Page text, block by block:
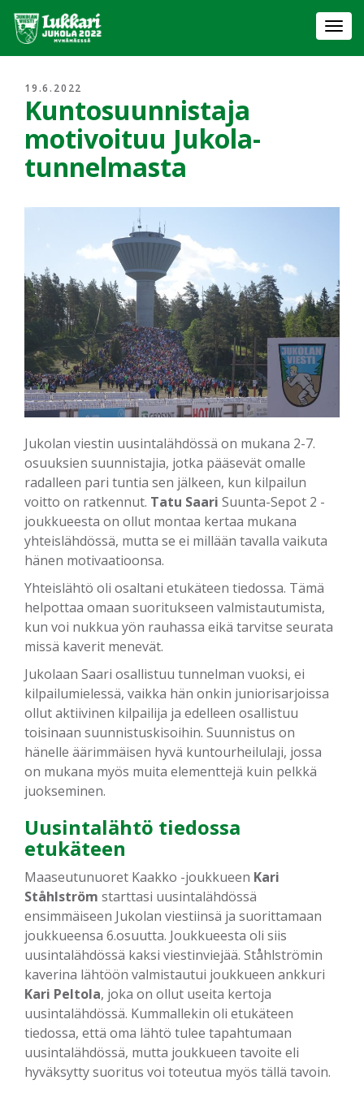
19.6.2022
Kuntosuunnistaja
motivoituu Jukola-
tunnelmasta
Jukolan viestin uusintalähdössä on mukana 2-7.
osuuksien suunnistajia, jotka pääsevät omalle
radalleen pari tuntia sen jälkeen, kun kilpailun
voitto on ratkennut. Tatu Saari Suunta-Sepot 2 -
joukkueesta on ollut montaa kertaa mukana
yhteislähdössä, mutta se ei millään tavalla vaikuta
hänen motivaatioonsa.
Yhteislähtö oli osaltani etukäteen tiedossa. Tämä
helpottaa omaan suoritukseen valmistautumista,
kun voi nukkua yön rauhassa eikä tarvitse seurata
missä kaverit menevät.
Jukolaan Saari osallistuu tunnelman vuoksi, ei
kilpailumielessä, vaikka hän onkin juniorisarjoissa
ollut aktiivinen kilpailija ja edelleen osallistuu
toisinaan suunnistuskisoihin. Suunnistus on
hänelle äärimmäisen hyvä kuntourheilulaji, jossa
on mukana myös muita elementtejä kuin pelkkä
juokseminen.
Uusintalähtö tiedossa
etukäteen
Maaseutunuoret Kaakko -joukkueen Kari
Ståhlström starttasi uusintalähdössä
ensimmäiseen Jukolan viestiinsä ja suorittamaan
joukkueensa 6.osuutta. Joukkueesta oli siis
uusintalähdössä kaksi viestinviejää. Ståhlströmin
kaverina lähtöön valmistautui joukkueen ankkuri
Kari Peltola, joka on ollut useita kertoja
uusintalähdössä. Kummallekin oli etukäteen
tiedossa, että oma lähtö tulee tapahtumaan
uusintalähdössä, mutta joukkueen tavoite eli
hyväksytty suoritus voi toteutua myös tällä tavoin.